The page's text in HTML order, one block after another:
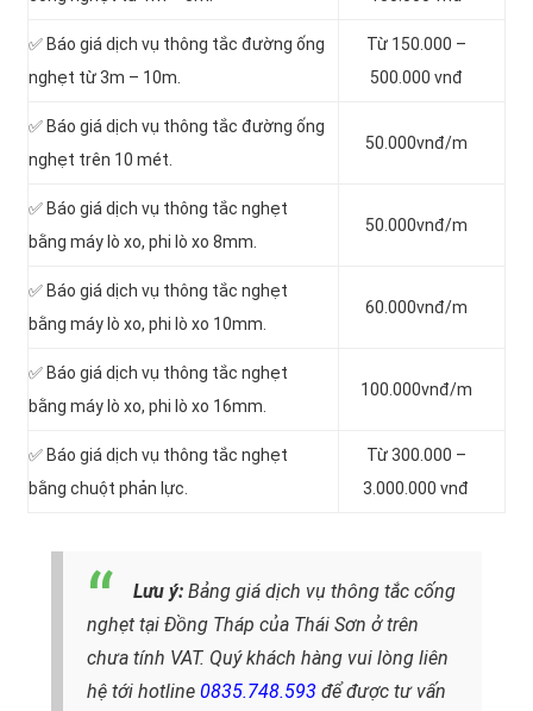
✅ Báo giá dịch vụ thông tắc đường ống
nghẹt từ 3m – 10m.
Từ 150.000 –
500.000 vnđ
✅ Báo giá dịch vụ thông tắc đường ống
nghẹt trên 10 mét.
50.000vnđ/m
✅ Báo giá dịch vụ thông tắc nghẹt
bằng máy lò xo, phi lò xo 8mm.
50.000vnđ/m
✅ Báo giá dịch vụ thông tắc nghẹt
bằng máy lò xo, phi lò xo 10mm.
60.000vnđ/m
✅ Báo giá dịch vụ thông tắc nghẹt
bằng máy lò xo, phi lò xo 16mm.
100.000vnđ/m
✅ Báo giá dịch vụ thông tắc nghẹt
bằng chuột phản lực.
Từ 300.000 –
3.000.000 vnđ
Lưu ý: Bảng giá dịch vụ thông tắc cống
nghẹt tại Đồng Tháp của Thái Sơn ở trên
chưa tính VAT. Quý khách hàng vui lòng liên
hệ tới hotline 0835.748.593 để được tư vấn